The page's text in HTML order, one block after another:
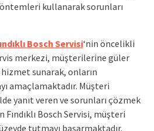
kullanarak sorunları
Bosch Servisi‘nin öncelikli
merkezi, müşterilerine güler
sunarak, onların
amaçlamaktadır. Müşteri
yanıt veren ve sorunları çözmek
Bosch Servisi, müşteri
tutmayı başarmaktadır.